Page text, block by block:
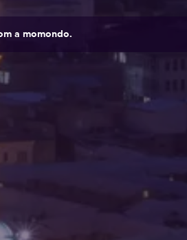
a momondo.